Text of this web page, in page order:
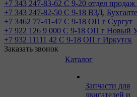
+7 343 247-83-62 С 9-20 отдел
+7 343 247-82-50 С 9-18 ВЗД,
+7 3462 77-41-47 С 9-18 ОП г Сургут
+7 922 126 9 000 С 9-18 ОП г Новый
+7 932 11111 42 С 9-18 ОП г Иркутск
Заказать звонок
Каталог
Запчасти для
двигателей и